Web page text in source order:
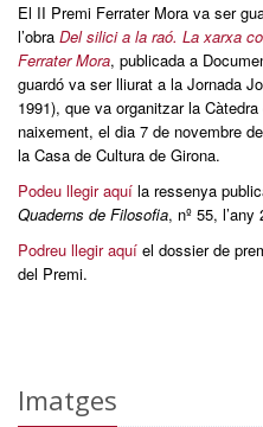
El II Premi Ferrater Mora va ser
l’obra Del silici a la raó. La xarxa
Ferrater Mora, publicada a
guardó va ser lliurat a la Jornada
1991), que va organitzar la
naixement, el dia 7 de novembre
la Casa de Cultura de Girona.
Podeu llegir aquí la ressenya
Quaderns de Filosofia, nº 55, l’any
Podreu llegir aquí el dossier de
del Premi.
Imatges